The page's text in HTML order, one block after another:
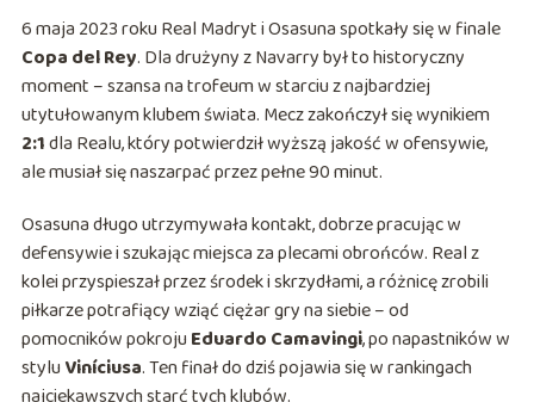
6 maja 2023 roku Real Madryt i Osasuna spotkały się w finale
Copa del Rey. Dla drużyny z Navarry był to historyczny
moment – szansa na trofeum w starciu z najbardziej
utytułowanym klubem świata. Mecz zakończył się wynikiem
2:1dla Realu, który potwierdził wyższą jakość w ofensywie,
ale musiał się naszarpać przez pełne 90 minut.
Osasuna długo utrzymywała kontakt, dobrze pracując w
defensywie i szukając miejsca za plecami obrońców. Real z
kolei przyspieszał przez środek i skrzydłami, a różnicę zrobili
piłkarze potrafiący wziąć ciężar gry na siebie – od
pomocników pokrojuEduardo Camavingi, po napastników w
styluViníciusa. Ten finał do dziś pojawia się w rankingach